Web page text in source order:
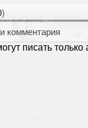
)
комментария
писать